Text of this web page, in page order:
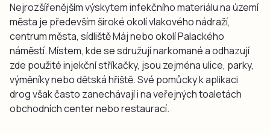
Nejrozšířenějším výskytem infekčního materiálu na území
města je především široké okolí vlakového nádraží,
centrum města, sídliště Máj nebo okolí Palackého
náměstí. Místem, kde se sdružují narkomané a odhazují
zde použité injekční stříkačky, jsou zejména ulice, parky,
výměníky nebo dětská hřiště. Své pomůcky k aplikaci
drog však často zanechávají i na veřejných toaletách
obchodních center nebo restaurací.